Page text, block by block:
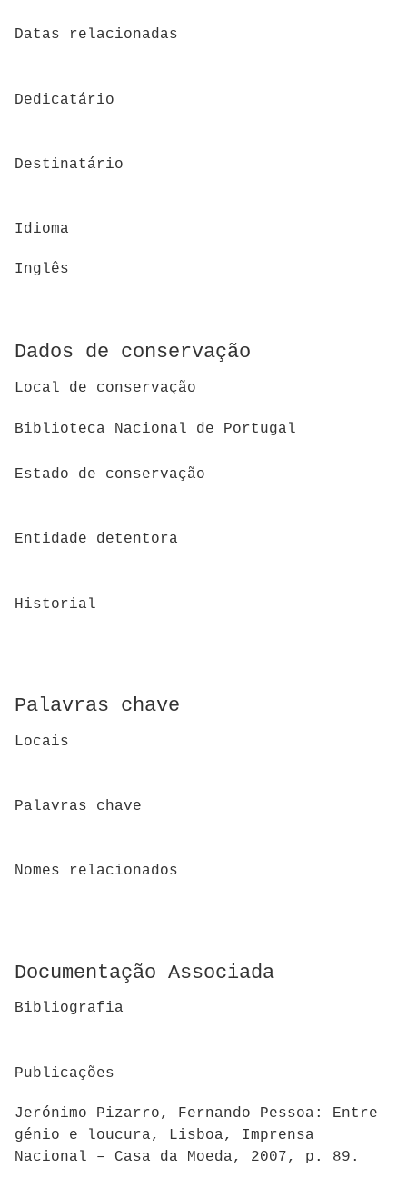
Datas relacionadas
Dedicatário
Destinatário
Idioma
Inglês
Dados de conservação
Local de conservação
Biblioteca Nacional de Portugal
Estado de conservação
Entidade detentora
Historial
Palavras chave
Locais
Palavras chave
Nomes relacionados
Documentação Associada
Bibliografia
Publicações
Jerónimo Pizarro, Fernando Pessoa: Entre
génio e loucura, Lisboa, Imprensa
Nacional – Casa da Moeda, 2007, p. 89.